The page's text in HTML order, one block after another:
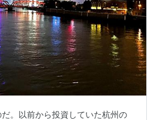
。以前から投資していた杭州の